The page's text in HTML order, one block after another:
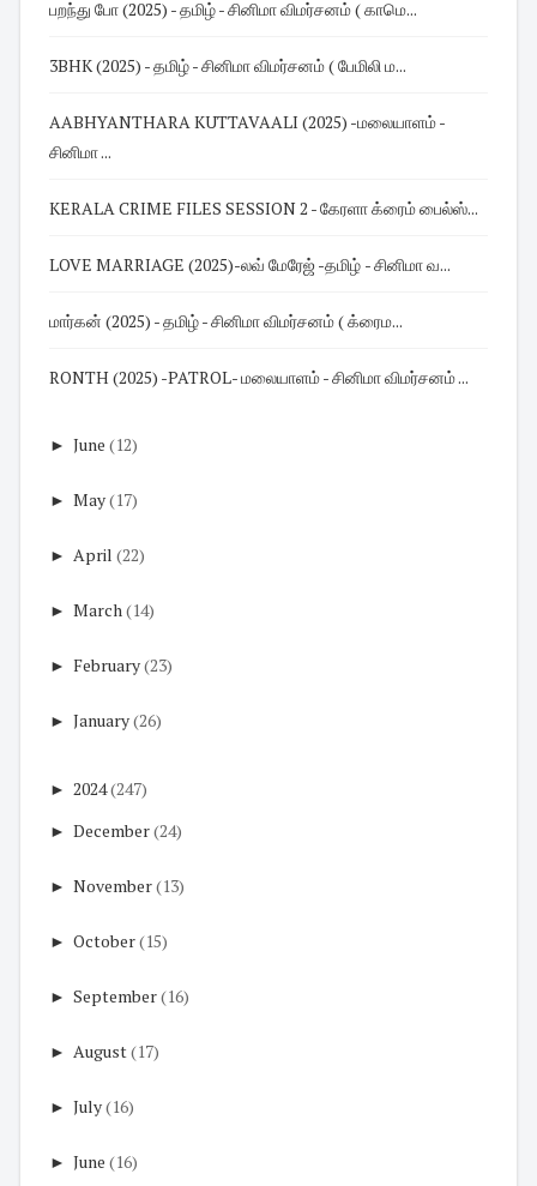
பறந்து போ (2025) - தமிழ் - சினிமா விமர்சனம் ( காமெ...
3BHK (2025) - தமிழ் - சினிமா விமர்சனம் ( பேமிலி ம...
AABHYANTHARA KUTTAVAALI (2025) -மலையாளம் -
சினிமா ...
KERALA CRIME FILES SESSION 2 - கேரளா க்ரைம் பைல்ஸ்...
LOVE MARRIAGE (2025)-லவ் மேரேஜ் -தமிழ் - சினிமா வ...
மார்கன் (2025) - தமிழ் - சினிமா விமர்சனம் ( க்ரைம...
RONTH (2025) -PATROL- மலையாளம் - சினிமா விமர்சனம் ...
► June (12)
► May(17)
► April (22)
► March(14)
► February(23)
► January(26)
► 2024(247)
► December(24)
► November(13)
► October(15)
► September(16)
► August(17)
► July(16)
► June (16)